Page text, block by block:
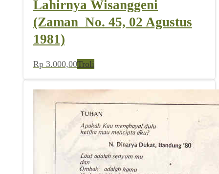
Lahirnya Wisanggeni
(Zaman_No. 45, 02 Agustus
1981)
Rp 3.000,00Troli